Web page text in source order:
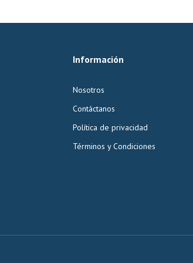
Información
Nosotros
Contáctanos
Política de privacidad
Términos y Condiciones